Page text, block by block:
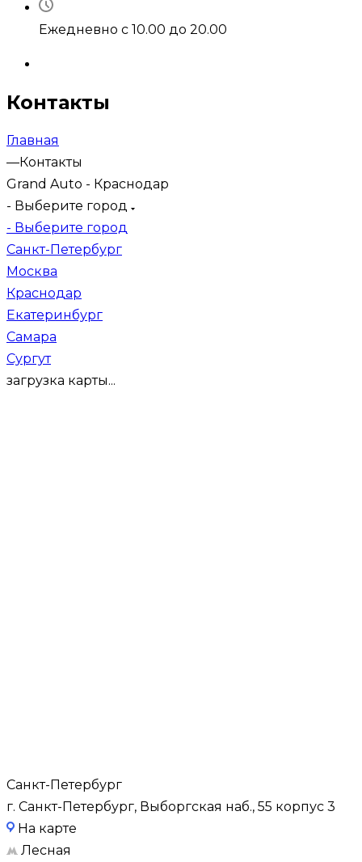
Ежедневно с 10.00 до 20.00
Контакты
Главная
—Контакты
Grand Auto - Краснодар
- Выберите город
- Выберите город
Санкт-Петербург
Москва
Краснодар
Екатеринбург
Самара
Сургут
загрузка карты...
Санкт-Петербург
г. Санкт-Петербург, Выборгская наб., 55 корпус 3
На карте
Лесная